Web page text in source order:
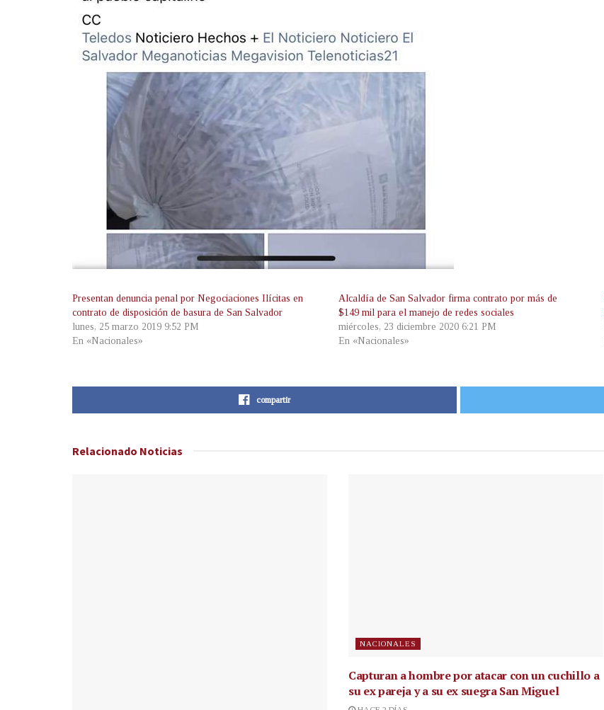
Presentan denuncia penal por Negociaciones Ilícitas en
contrato de disposición de basura de San Salvador
lunes, 25 marzo 2019 9:52 PM
En «Nacionales»
Alcaldía de San Salvador firma contrato por más de
$149 mil para el manejo de redes sociales
miércoles, 23 diciembre 2020 6:21 PM
En «Nacionales»
compartir
Relacionado Noticias
NACIONALES
Capturan a hombre por atacar con un cuchillo a
su ex pareja y a su ex suegra San Miguel